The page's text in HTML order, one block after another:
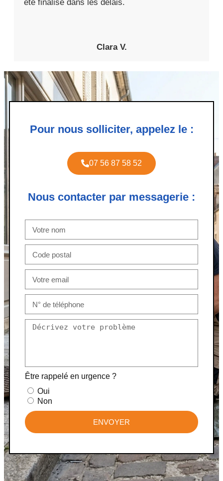
été finalisé dans les délais.
Clara V.
Pour nous solliciter, appelez le :
07 56 87 58 52
Nous contacter par messagerie :
Être rappelé en urgence ?
Oui
Non
ENVOYER